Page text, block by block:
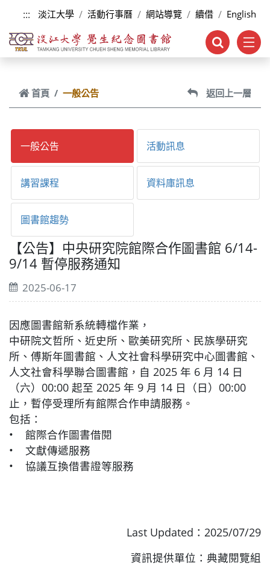
跳到主要內容
::: 淡江大學 活動行事曆 網站導覽 續借 English
首頁 一般公告 返回上一層
一般公告 活動訊息
講習課程 資料庫訊息
圖書館趨勢
【公告】中央研究院館際合作圖書館 6/14-
9/14 暫停服務通知
2025-06-17
因應圖書館新系統轉檔作業，
中研院文哲所、近史所、歐美研究所、民族學研究
所、傅斯年圖書館、人文社會科學研究中心圖書館、
人文社會科學聯合圖書館，自 2025 年 6 月 14 日
（六）00:00 起至 2025 年 9 月 14 日（日）00:00
止，暫停受理所有館際合作申請服務。
包括：
• 館際合作圖書借閱
• 文獻傳遞服務
• 協議互換借書證等服務
Last Updated：2025/07/29
資訊提供單位：典藏閱覽組